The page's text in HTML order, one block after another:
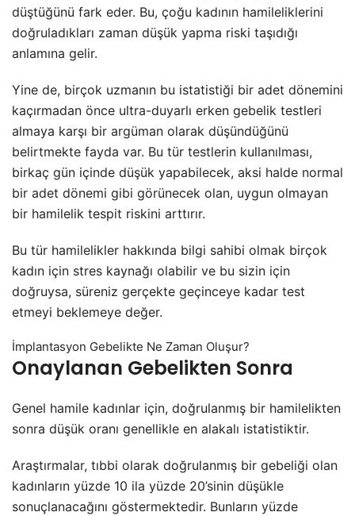
düştüğünü fark eder. Bu, çoğu kadının hamileliklerini
doğruladıkları zaman düşük yapma riski taşıdığı
anlamına gelir.
Yine de, birçok uzmanın bu istatistiği bir adet dönemini
kaçırmadan önce ultra-duyarlı erken gebelik testleri
almaya karşı bir argüman olarak düşündüğünü
belirtmekte fayda var. Bu tür testlerin kullanılması,
birkaç gün içinde düşük yapabilecek, aksi halde normal
bir adet dönemi gibi görünecek olan, uygun olmayan
bir hamilelik tespit riskini arttırır.
Bu tür hamilelikler hakkında bilgi sahibi olmak birçok
kadın için stres kaynağı olabilir ve bu sizin için
doğruysa, süreniz gerçekte geçinceye kadar test
etmeyi beklemeye değer.
İmplantasyon Gebelikte Ne Zaman Oluşur?
Onaylanan Gebelikten Sonra
Genel hamile kadınlar için, doğrulanmış bir hamilelikten
sonra düşük oranı genellikle en alakalı istatistiktir.
Araştırmalar, tıbbi olarak doğrulanmış bir gebeliği olan
kadınların yüzde 10 ila yüzde 20’sinin düşükle
sonuçlanacağını göstermektedir. Bunların yüzde